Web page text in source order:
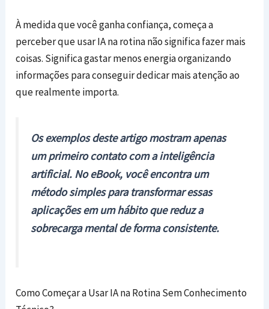
À medida que você ganha confiança, começa a
perceber que usar IA na rotina não significa fazer mais
coisas. Significa gastar menos energia organizando
informações para conseguir dedicar mais atenção ao
que realmente importa.
Os exemplos deste artigo mostram apenas
um primeiro contato com a inteligência
artificial. No eBook, você encontra um
método simples para transformar essas
aplicações em um hábito que reduz a
sobrecarga mental de forma consistente.
Como Começar a Usar IA na Rotina Sem Conhecimento